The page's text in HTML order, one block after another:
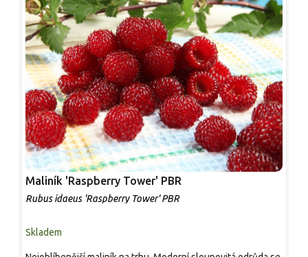
Maliník 'Raspberry Tower' PBR
Rubus idaeus 'Raspberry Tower' PBR
Skladem